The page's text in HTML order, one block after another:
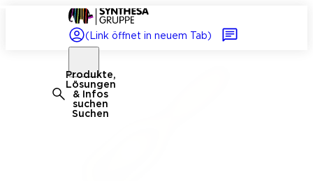
(Link öffnet in neuem Tab)
Produkte,
Lösungen
& Infos
suchen
Suchen